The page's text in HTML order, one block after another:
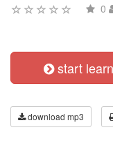
0
start
download mp3